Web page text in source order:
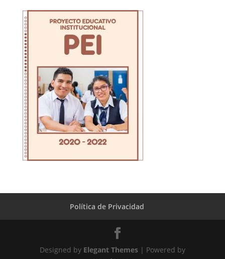
Política de Privacidad
Designed by Elegant Themes| Powered by